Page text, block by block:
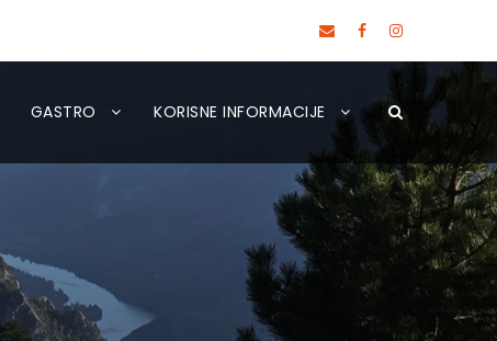
GASTRO KORISNE INFORMACIJE